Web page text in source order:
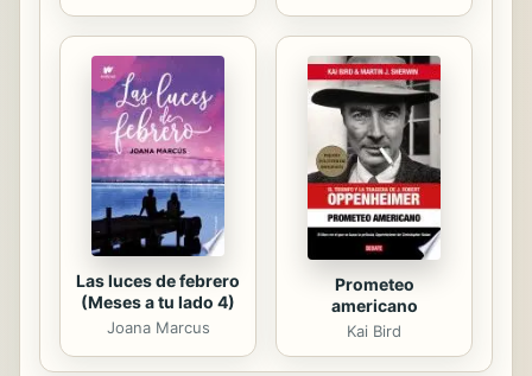
Las luces de febrero
(Meses a tu lado 4)
Joana Marcus
Prometeo
americano
Kai Bird